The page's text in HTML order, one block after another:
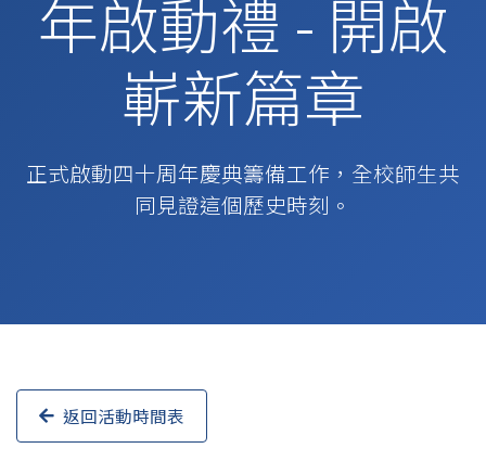
年啟動禮 - 開啟
嶄新篇章
正式啟動四十周年慶典籌備工作，全校師生共
同見證這個歷史時刻。
返回活動時間表